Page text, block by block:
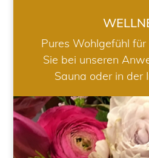
Pures Wohlgefühl
Sie bei unseren
Sauna oder in der